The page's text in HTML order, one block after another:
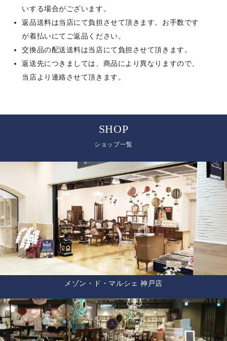
いする場合がございます。
返品送料は当店にて負担させて頂きます。お手数です
が着払いにてご返品ください。
交換品の配送送料は当店にて負担させて頂きます。
返送先につきましては、商品により異なりますので、
当店より連絡させて頂きます。
SHOP
ショップ一覧
メゾン・ド・マルシェ 神戸店